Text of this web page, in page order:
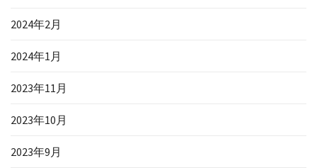
2024年2月
2024年1月
2023年11月
2023年10月
2023年9月